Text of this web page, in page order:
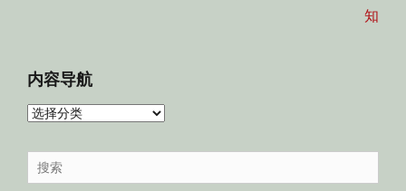
知
内容导航
内
导
航
Search
for: